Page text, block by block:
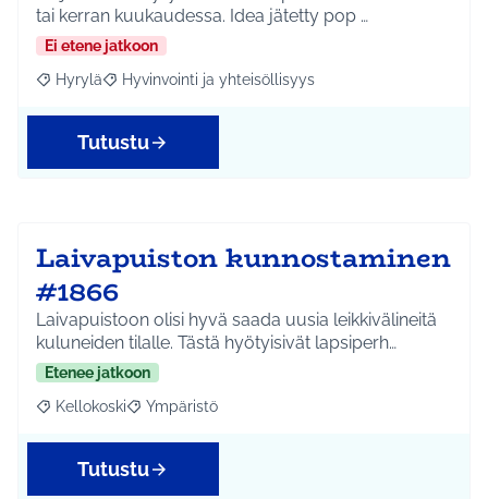
tai kerran kuukaudessa. Idea jätetty pop …
Ei etene jatkoon
Rajaa tulokset aihepiirin mukaan: Hyrylä
Hyrylä Rajaa tulokset teeman mukaan: Hyvinvointi ja
Hyvinvointi ja yhteisöllisyys
Tutustu
Laivapuiston kunnostaminen
#1866
Laivapuistoon olisi hyvä saada uusia leikkivälineitä
kuluneiden tilalle. Tästä hyötyisivät lapsiperh…
Etenee jatkoon
Rajaa tulokset aihepiirin mukaan: Kellokoski
Kellokoski Rajaa tulokset teeman mukaan: Ympäristö
Ympäristö
Tutustu